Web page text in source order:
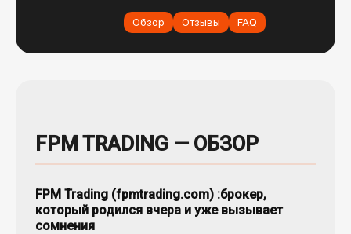
Обзор Отзывы FAQ
FPM TRADING — ОБЗОР
FPM Trading (fpmtrading.com) :брокер,
который родился вчера и уже вызывает
сомнения